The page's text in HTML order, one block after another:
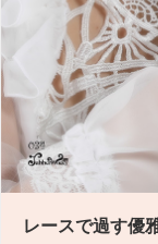
レースで過す優